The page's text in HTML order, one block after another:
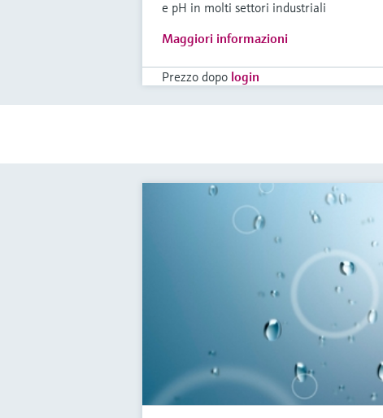
e pH in molti settori industriali
Maggiori informazioni
Prezzo dopo login